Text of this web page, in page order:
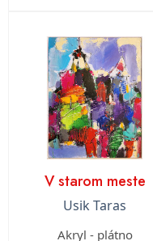
V starom meste
Usik Taras
Akryl - plátno